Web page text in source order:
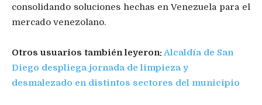
consolidando soluciones hechas en Venezuela para el
mercado venezolano.
Otros usuarios también leyeron:Alcaldía de San
Diego despliega jornada de limpieza y
desmalezado en distintos sectores del municipio